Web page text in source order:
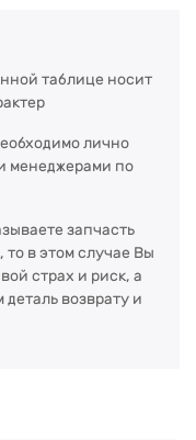
таблице носит
лично
менеджерами по
запчасть
в этом случае Вы
страх и риск, а
возврату и